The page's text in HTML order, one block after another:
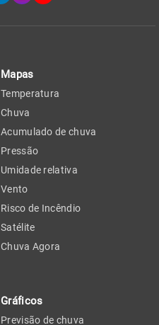
Mapas
Temperatura
Chuva
Acumulado de chuva
Pressão
Umidade relativa
Vento
Risco de Incêndio
Satélite
Chuva Agora
Gráficos
Previsão de chuva